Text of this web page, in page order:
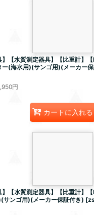
】【水質測定器具】【比重計】
ー(海水用)(サンゴ用)(メーカー
円
カートに入れる
】【水質測定器具】【比重計】
サンゴ用)(メーカー保証付き) [